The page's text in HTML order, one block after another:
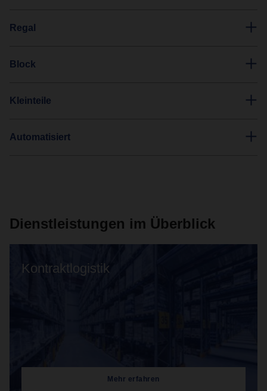
Regal
Block
Kleinteile
Automatisiert
Dienstleistungen im Überblick
Kontraktlogistik
Mehr erfahren